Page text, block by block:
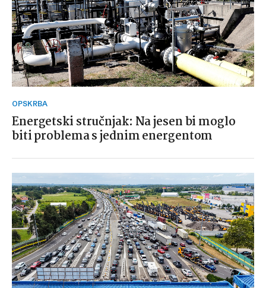
OPSKRBA
Energetski stručnjak: Na jesen bi moglo
biti problema s jednim energentom